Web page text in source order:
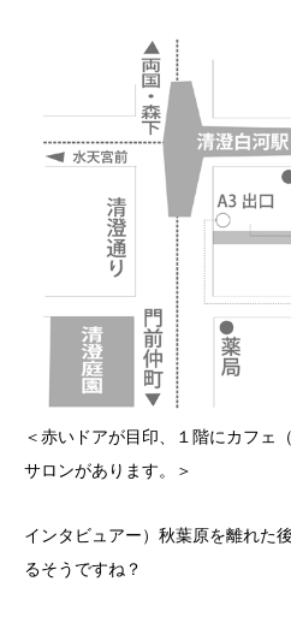
＜赤いドアが目印、１階にカフェ
サロンがあります。＞
インタビュアー）秋葉原を離れた
るそうですね？